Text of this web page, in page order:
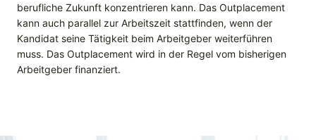
berufliche Zukunft konzentrieren kann. Das Outplacement
kann auch parallel zur Arbeitszeit stattfinden, wenn der
Kandidat seine Tätigkeit beim Arbeitgeber weiterführen
muss. Das Outplacement wird in der Regel vom bisherigen
Arbeitgeber finanziert.